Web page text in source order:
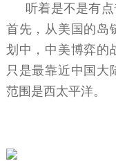
听着是不是有
首先，从美国的岛
划中，中美博弈的
只是最靠近中国大
范围是西太平洋。